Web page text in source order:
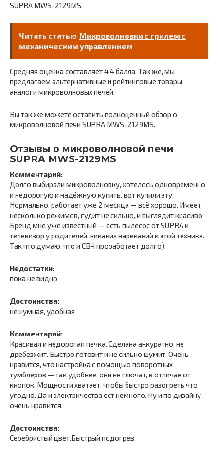
SUPRA MWS-2129MS.
Читать статью Микроволновки с грилем с
механическим управлением
Средняя оценка составляет 4,4 балла. Так же, мы
предлагаем альтернативные и рейтинговые товары
аналоги микроволновых печей.
Вы так же можете оставить полноценный обзор о
микроволновой печи SUPRA MWS-2129MS.
Отзывы о микроволновой печи
SUPRA MWS-2129MS
Комментарий:
Долго выбирали микроволновку, хотелось одновременно
и недорогую и надёжную купить, вот купили эту.
Нормально, работает уже 2 месяца — всё хорошо. Имеет
несколько режимов, гудит не сильно, и выглядит красиво
Бренд мне уже известный — есть пылесос от SUPRA и
телевизор у родителей, никаких нареканий к этой технике.
Так что думаю, что и СВЧ проработает долго).
Недостатки:
пока не видно
Достоинства:
нешумная, удобная
Комментарий:
Красивая и недорогая печка. Сделана аккуратно, не
дребезжит. Быстро готовит и не сильно шумит. Очень
нравится, что настройка с помощью поворотных
тумблеров — так удобнее, они не глючат, в отличае от
кнопок. Мощности хватает, чтобы быстро разогреть что
угодно. Да и электричества ест немного. Ну и по дизайну
очень нравится.
Достоинства:
Серебристый цвет.Быстрый подогрев.